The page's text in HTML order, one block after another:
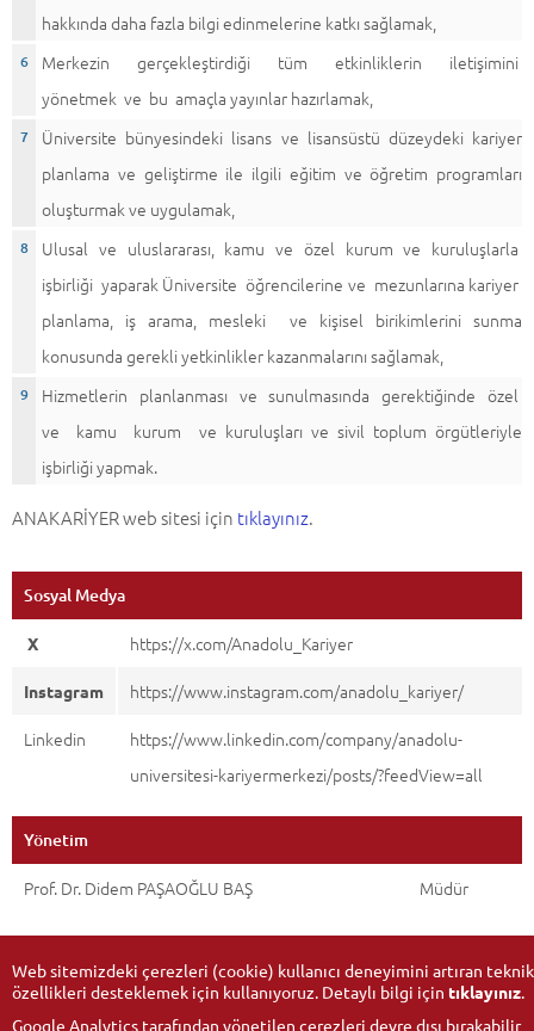
hakkında daha fazla bilgi edinmelerine katkı sağlamak,
Merkezin gerçekleştirdiği tüm etkinliklerin iletişimini
yönetmek ve bu amaçla yayınlar hazırlamak,
Üniversite bünyesindeki lisans ve lisansüstü düzeydeki kariyer
planlama ve geliştirme ile ilgili eğitim ve öğretim programları
oluşturmak ve uygulamak,
Ulusal ve uluslararası, kamu ve özel kurum ve kuruluşlarla
işbirliği yaparak Üniversite öğrencilerine ve mezunlarına kariyer
planlama, iş arama, mesleki ve kişisel birikimlerini sunma
konusunda gerekli yetkinlikler kazanmalarını sağlamak,
Hizmetlerin planlanması ve sunulmasında gerektiğinde özel
ve kamu kurum ve kuruluşları ve sivil toplum örgütleriyle
işbirliği yapmak.
ANAKARİYER web sitesi için tıklayınız.
Sosyal Medya
X https://x.com/Anadolu_Kariyer
Instagram
https://www.instagram.com/anadolu_kariyer/
Linkedin
https://www.linkedin.com/company/anadolu-
universitesi-kariyermerkezi/posts/?feedView=all
Yönetim
Prof. Dr. Didem PAŞAOĞLU BAŞ Müdür
Güncelleme Tarihi: 13-03-2026
Web sitemizdeki çerezleri (cookie) kullanıcı deneyimini artıran teknik
özellikleri desteklemek için kullanıyoruz. Detaylı bilgi için tıklayınız.
Google Analytics tarafından yönetilen çerezleri devre dışı bırakabilir